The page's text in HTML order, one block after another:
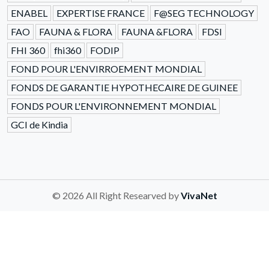
ENABEL
EXPERTISE FRANCE
F@SEG TECHNOLOGY
FAO
FAUNA & FLORA FAUNA &FLORA
FDSI
FHI 360
fhi360
FODIP
FOND POUR L'ENVIRROEMENT MONDIAL
FONDS DE GARANTIE HYPOTHECAIRE DE GUINEE
FONDS POUR L'ENVIRONNEMENT MONDIAL
GCI de Kindia
© 2026 All Right Researved byVivaNet